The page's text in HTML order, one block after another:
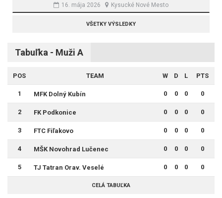
16. mája 2026
Kysucké Nové Mesto
VŠETKY VÝSLEDKY
Tabuľka - Muži A
POS TEAM W D L PTS
1 MFK Dolný Kubín 0 0 0 0
2 FK Podkonice 0 0 0 0
3 FTC Fiľakovo 0 0 0 0
4 MŠK Novohrad Lučenec 0 0 0 0
5 TJ Tatran Orav. Veselé 0 0 0 0
CELÁ TABUĽKA